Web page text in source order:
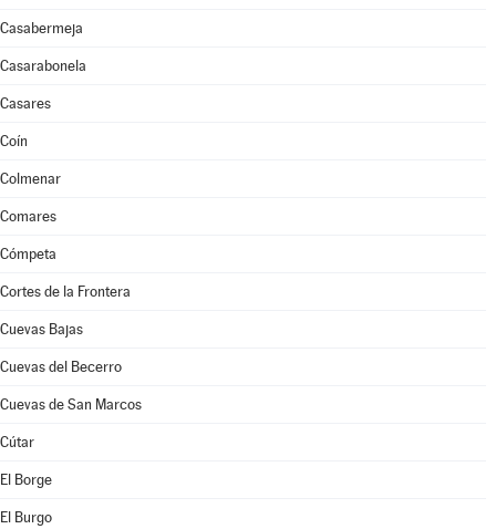
Casabermeja
Casarabonela
Casares
Coín
Colmenar
Comares
Cómpeta
Cortes de la Frontera
Cuevas Bajas
Cuevas del Becerro
Cuevas de San Marcos
Cútar
El Borge
El Burgo